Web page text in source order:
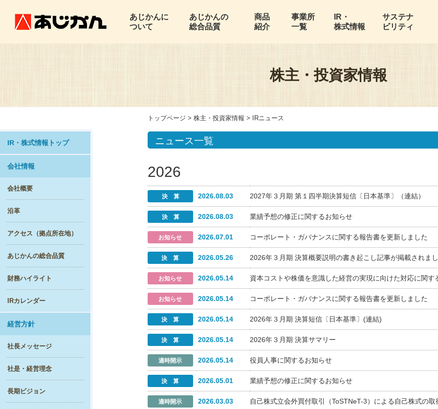
あじかんに
ついて
あじかんの
総合品質
商品
紹介
事業所
一覧
IR・
株式情報
サステナ
ビリティ
株主・投資家情報
トップページ > 株主・投資家情報 > IRニュース
ニュース一覧
2026
2026.08.03 2027年３月期 第１四半期決算短信〔日本基準〕（連結）
2026.08.03 業績予想の修正に関するお知らせ
2026.07.01 コーポレート・ガバナンスに関する報告書を更新しました
2026.05.26 2026年３月期 決算概要説明の書き起こし記事が掲載されま
2026.05.14 資本コストや株価を意識した経営の実現に向けた対応に関す
2026.05.14 コーポレート・ガバナンスに関する報告書を更新しました
2026.05.14 2026年３月期 決算短信〔日本基準〕(連結)
2026.05.14 2026年３月期 決算サマリー
2026.05.14 役員人事に関するお知らせ
2026.05.01 業績予想の修正に関するお知らせ
2026.03.03 自己株式立会外買付取引（ToSTNeT-3）による自己株式の
IR・株式情報トップ
会社情報
会社概要
沿革
アクセス（拠点所在地）
あじかんの総合品質
財務ハイライト
IRカレンダー
経営方針
社長メッセージ
社是・経営理念
長期ビジョン